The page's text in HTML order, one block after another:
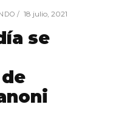
18 julio, 2021
se